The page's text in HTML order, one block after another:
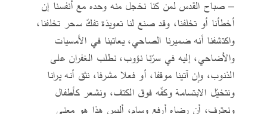
– صباح القدس لمن كنا نخجل منه وحده مع أنفسنا إن
أخطأنا أو تخلفنا، وقد صنع لنا تعويذة تفكّ سحر تخلفنا،
واكتشفنا أنه ضميرنا الصاحي، يعاتبنا في الأمسيات
والأضاحي، إليه في سرّنا نؤوب، نطلب الغفران على
الذنوب، وإن آتينا موقفا، أو فعلا مشرفا، نثق أنه يرانا
ونتخيّل الابتسامة وكفّه فوق الكتف، ونشعر كأطفال
ونعترف، أن رضاه أرفع وسام، أليس هذا هو معنى